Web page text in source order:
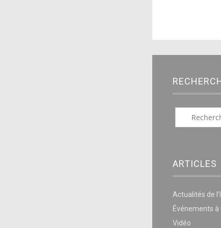
ARTICLES
Actualités de
Événements à
Vidéo